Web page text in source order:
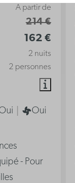
A partir de
214 €
162 €
2 nuits
2 personnes
Oui
- Pour